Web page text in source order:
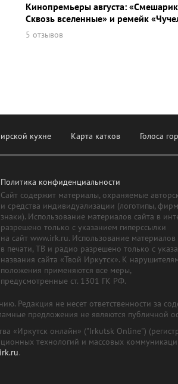
Кинопремьеры августа:
Сквозь вселенные» и ремейк
5 отзывов
кухне Карта катков Голоса
Политика конфиденциальности
Сайт содержит материалы, охраняемые
и средства индивидуализации (логотипы,
знаки). Использование материалов сайта в
разрешено только с указанием гиперссылки
на сайт www.irk.ru. Использование материалов
в печати, ТВ и радио разрешено только с
названия сайта «Твой Иркутск». К
положения применяются все меры,
предусмотренные ст. 1301 ГК РФ.
Редакция не несет ответственности за
предложения не являются публичной
«Иркутск онлайн» ("Irkutsk Online")
технологий и массовых
.